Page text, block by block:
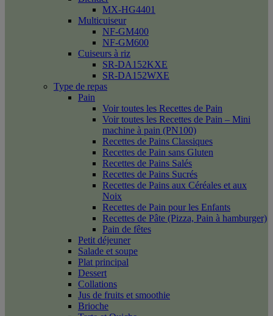
MX-HG4401
Multicuiseur
NF-GM400
NF-GM600
Cuiseurs à riz
SR-DA152KXE
SR-DA152WXE
Type de repas
Pain
Voir toutes les Recettes de Pain
Voir toutes les Recettes de Pain – Mini
machine à pain (PN100)
Recettes de Pains Classiques
Recettes de Pain sans Gluten
Recettes de Pains Salés
Recettes de Pains Sucrés
Recettes de Pains aux Céréales et aux
Noix
Recettes de Pain pour les Enfants
Recettes de Pâte (Pizza, Pain à hamburger)
Pain de fêtes
Petit déjeuner
Salade et soupe
Plat principal
Dessert
Collations
Jus de fruits et smoothie
Brioche